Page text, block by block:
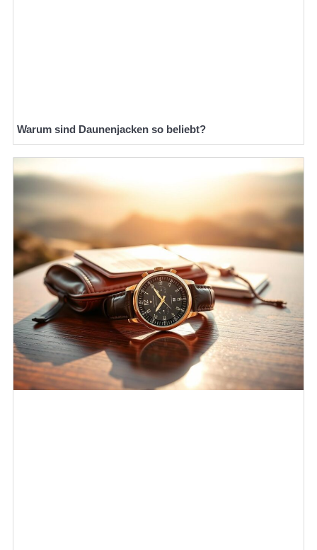
Warum sind Daunenjacken so beliebt?